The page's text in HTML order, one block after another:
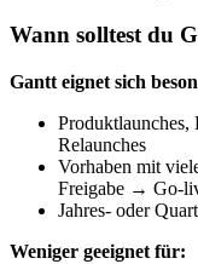
Wann solltest du
Gantt eignet sich
Produktlaunches,
Relaunches
Vorhaben mit
Freigabe → Go-
Jahres- oder
Weniger geeignet für: